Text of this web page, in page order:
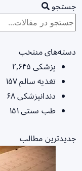
جستجو
دسته‌های منتخب
پزشکی ۲,۶۴۵
تغذیه سالم۱۵۷
دندانپزشکی۶۸
طب سنتی۱۵۱
جدیدترین مطالب